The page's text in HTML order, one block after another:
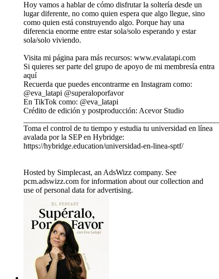
Hoy vamos a hablar de cómo disfrutar la soltería desde un
lugar diferente, no como quien espera que algo llegue, sino
como quien está construyendo algo. Porque hay una
diferencia enorme entre estar sola/solo esperando y estar
sola/solo viviendo.
Visita mi página para más recursos: www.evalatapi.com
Si quieres ser parte del grupo de apoyo de mi membresía entra
aquí
Recuerda que puedes encontrarme en Instagram como:
@eva_latapi @superaloporfavor
En TikTok como: @eva_latapi
Crédito de edición y postproducción: Acevor Studio
Toma el control de tu tiempo y estudia tu universidad en línea
avalada por la SEP en Hybridge:
https://hybridge.education/universidad-en-linea-sptf/
Hosted by Simplecast, an AdsWizz company. See
pcm.adswizz.com for information about our collection and
use of personal data for advertising.